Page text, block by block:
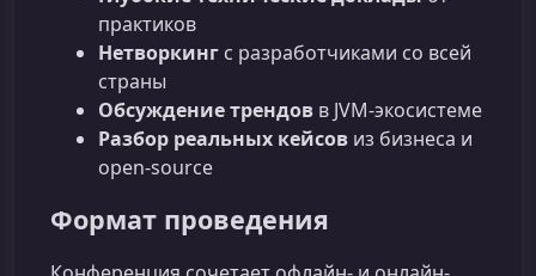
практиков
Нетворкинг с разработчиками со всей
страны
Обсуждение трендов в JVM‑экосистеме
Разбор реальных кейсов из бизнеса и
open‑source
Формат проведения